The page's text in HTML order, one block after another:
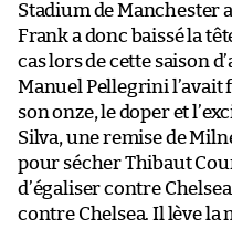
Stadium de Manchester
Frank a donc baissé la
cas lors de cette saison
Manuel Pellegrini
son onze, le doper et
Silva, une remise de
pour sécher Thibaut
d’égaliser contre
contre Chelsea. Il lève la